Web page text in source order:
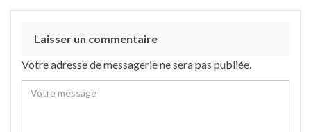
Laisser un commentaire
Votre adresse de messagerie ne sera pas publiée.